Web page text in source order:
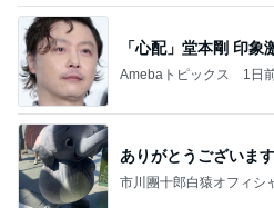
「心配」堂本剛 印象
Amebaトピックス 1日
ありがとうございます
市川團十郎白猿オフィシ